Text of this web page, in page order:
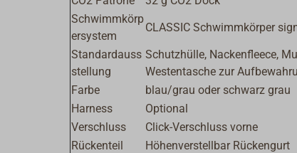
Schwimmkörp
ersystem
CLASSIC Schwimmkörper
Standardauss
stellung
Schutzhülle, Nackenfleece,
Westentasche zur
Farbe
blau/grau oder schwarz grau
Harness
Optional
Verschluss
Click-Verschluss vorne
Rückenteil
Höhenverstellbar Rückengurt